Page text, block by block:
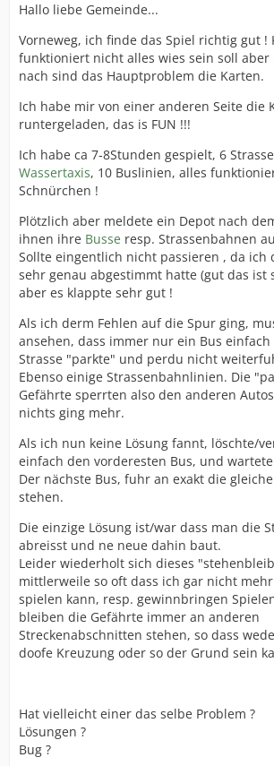
Hallo liebe Gemeinde...
Vorneweg, ich finde das Spiel richtig gut !
funktioniert nicht alles wies sein soll
nach sind das Hauptproblem die Karten.
Ich habe mir von einer anderen Seite die
runtergeladen, das is FUN !!!
Ich habe ca 7-8Stunden gespielt, 6
Wassertaxis, 10 Buslinien, alles
Schnürchen !
Plötzlich aber meldete ein Depot nach
ihnen ihre Busse resp. Strassenbahnen
Sollte eingentlich nicht passieren , da ich
sehr genau abgestimmt hatte (gut das ist
aber es klappte sehr gut !
Als ich derm Fehlen auf die Spur ging,
ansehen, dass immer nur ein Bus
Strasse "parkte" und perdu nicht
Ebenso einige Strassenbahnlinien. Die
Gefährte sperrten also den anderen
nichts ging mehr.
Als ich nun keine Lösung fannt, löschte/
einfach den vorderesten Bus, und
Der nächste Bus, fuhr an exakt die
stehen.
Die einzige Lösung ist/war dass man die
abreisst und ne neue dahin baut.
Leider wiederholt sich dieses
mittlerweile so oft dass ich gar nicht
spielen kann, resp. gewinnbringen
bleiben die Gefährte immer an anderen
Streckenabschnitten stehen, so dass
doofe Kreuzung oder so der Grund sein
Hat vielleicht einer das selbe Problem ?
Lösungen ?
Bug ?